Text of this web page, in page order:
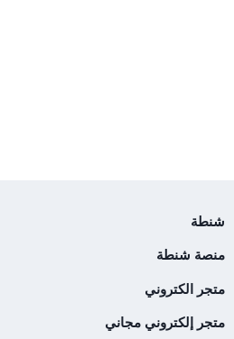
شنطة
منصة شنطة
متجر الكتروني
متجر إلكتروني مجاني